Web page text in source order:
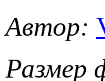
Автор:
Размер